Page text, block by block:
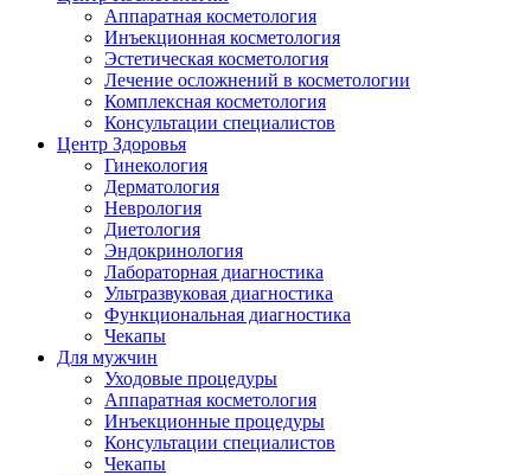
Аппаратная косметология
Инъекционная косметология
Эстетическая косметология
Лечение осложнений в косметологии
Комплексная косметология
Консультации специалистов
Центр Здоровья
Гинекология
Дерматология
Неврология
Диетология
Эндокринология
Лабораторная диагностика
Ультразвуковая диагностика
Функциональная диагностика
Чекапы
Для мужчин
Уходовые процедуры
Аппаратная косметология
Инъекционные процедуры
Консультации специалистов
Чекапы